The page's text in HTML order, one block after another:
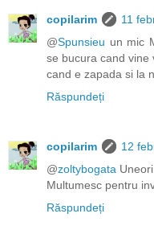
copilarim
11
@Spunsieu un mic
se bucura cand vine
cand e zapada si la
Răspundeți
copilarim
12
@zoltybogata
Multumesc pentru
Răspundeți